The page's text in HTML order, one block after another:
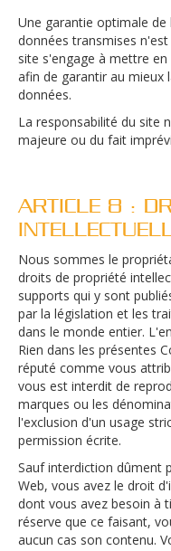
Une garantie optimale
données transmises
site s'engage à mettre
afin de garantir au mieux
données.
La responsabilité du site
majeure ou du fait
ARTICLE 8 :
Nous sommes le
droits de propriété
supports qui y sont
par la législation et les
dans le monde entier.
Rien dans les présentes
réputé comme vous
vous est interdit de
marques ou les
l'exclusion d'un usage
permission écrite.
Sauf interdiction dûment
Web, vous avez le droit
dont vous avez besoin à
réserve que ce faisant,
aucun cas son contenu.